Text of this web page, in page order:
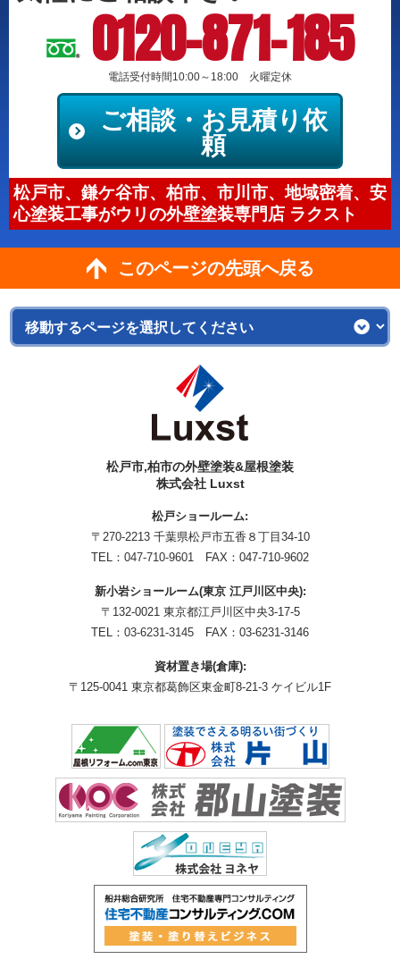
0120-871-185
電話受付時間10:00～18:00 火曜定休
ご相談・お見積り依
頼
松戸市、鎌ケ谷市、柏市、市川市、地域密着、安
心塗装工事がウリの外壁塗装専門店 ラクスト
このページの先頭へ戻る
松戸市,柏市の外壁塗装&屋根塗装
株式会社 Luxst
松戸ショールーム:
〒270-2213 千葉県松戸市五香８丁目34-10
TEL： 047-710-9601 FAX：047-710-9602
新小岩ショールーム(東京 江戸川区中央):
〒132-0021 東京都江戸川区中央3-17-5
TEL： 03-6231-3145 FAX：03-6231-3146
資材置き場(倉庫):
〒125-0041 東京都葛飾区東金町8-21-3 ケイビル1F